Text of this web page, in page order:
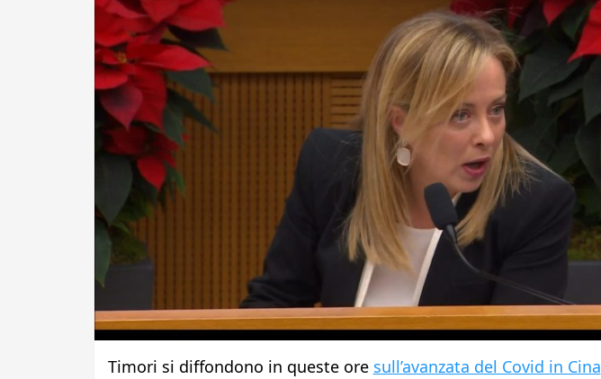
Timori si diffondono in queste ore sull’avanzata del Covid in Cina